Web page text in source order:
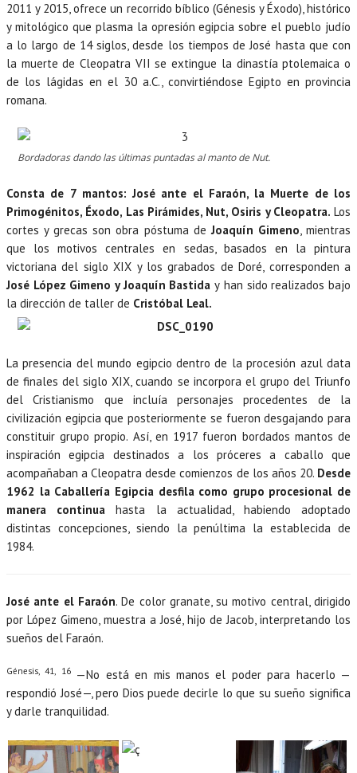
2011 y 2015, ofrece un recorrido bíblico (Génesis y Éxodo), histórico
y mitológico que plasma la opresión egipcia sobre el pueblo judío
a lo largo de 14 siglos, desde los tiempos de José hasta que con
la muerte de Cleopatra VII se extingue la dinastía ptolemaica o
de los lágidas en el 30 a.C., convirtiéndose Egipto en provincia
romana.
Bordadoras dando las últimas puntadas al manto de Nut.
Consta de 7 mantos: José ante el Faraón, la Muerte de los
Primogénitos, Éxodo, Las Pirámides, Nut, Osiris y Cleopatra. Los
cortes y grecas son obra póstuma deJoaquín Gimeno, mientras
que los motivos centrales en sedas, basados en la pintura
victoriana del siglo XIX y los grabados de Doré, corresponden a
José López Gimeno y Joaquín Bastida y han sido realizados bajo
la dirección de taller de Cristóbal Leal.
La presencia del mundo egipcio dentro de la procesión azul data
de finales del siglo XIX, cuando se incorpora el grupo del Triunfo
del Cristianismo que incluía personajes procedentes de la
civilización egipcia que posteriormente se fueron desgajando para
constituir grupo propio. Así, en 1917 fueron bordados mantos de
inspiración egipcia destinados a los próceres a caballo que
acompañaban a Cleopatra desde comienzos de los años 20. Desde
1962 la Caballería Egipcia desfila como grupo procesional de
manera continua hasta la actualidad, habiendo adoptado
distintas concepciones, siendo la penúltima la establecida de
1984.
José ante el Faraón. De color granate, su motivo central, dirigido
por López Gimeno, muestra a José, hijo de Jacob, interpretando los
sueños del Faraón.
Génesis, 41, 16 —No está en mis manos el poder para hacerlo —
respondió José—, pero Dios puede decirle lo que su sueño significa
y darle tranquilidad.